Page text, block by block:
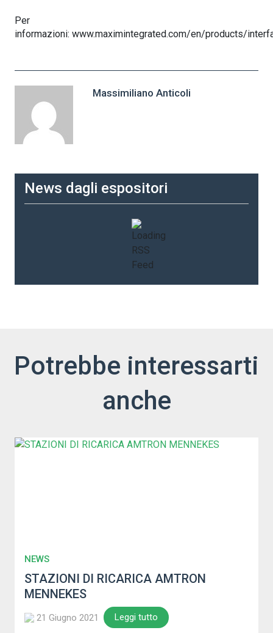
Per
informazioni: www.maximintegrated.com/en/products/
Massimiliano Anticoli
News dagli espositori
Potrebbe interessarti
anche
NEWS
STAZIONI DI RICARICA AMTRON
MENNEKES
21 Giugno 2021 Leggi tutto